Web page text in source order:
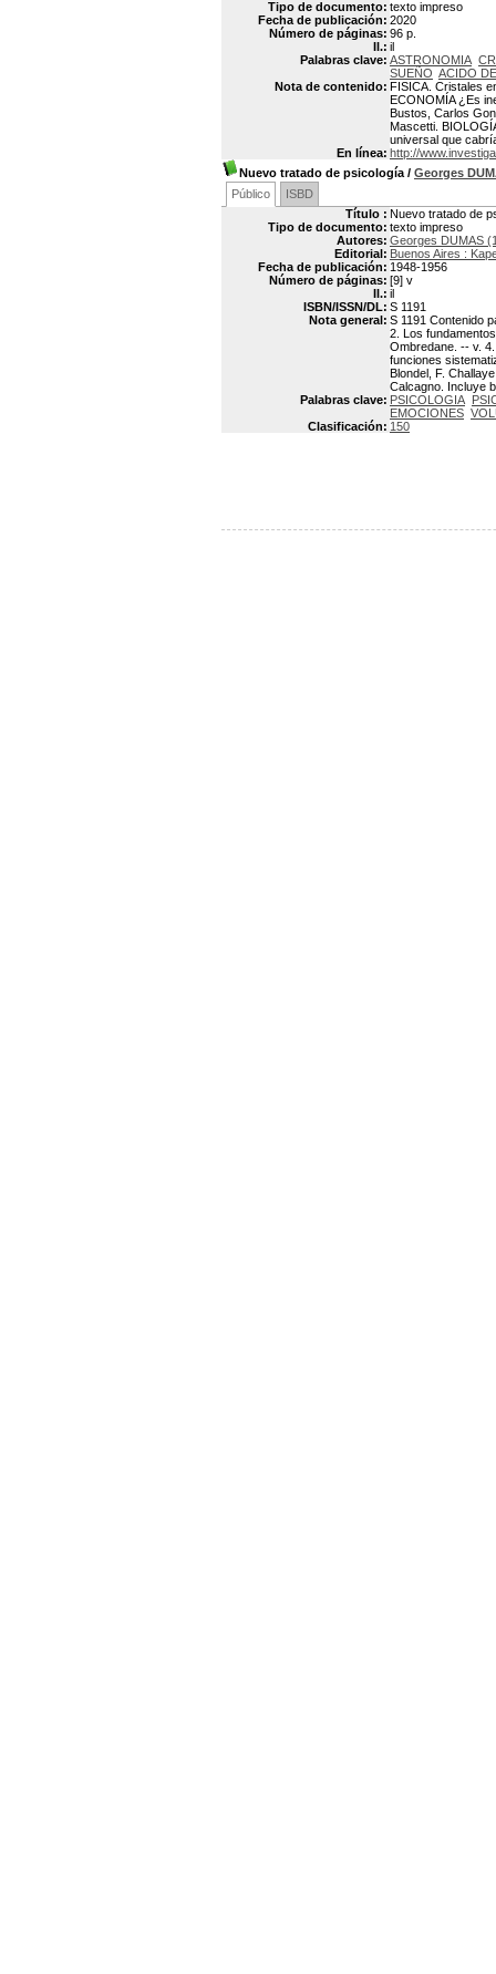
Tipo de documento: texto impreso
Fecha de publicación: 2020
Número de páginas: 96 p.
Il.: il
Palabras clave: ASTRONOMIA
SUEÑO ACIDO
Nota de contenido: FISICA. Cristales
ECONOMÍA ¿Es
Bustos, Carlos
Mascetti.
universal que
En línea: http://
Nuevo tratado de psicología / Georges
Público
ISBD
Título : Nuevo tratado de
Tipo de documento: texto impreso
Autores: Georges DUMAS
Editorial: Buenos Aires :
Fecha de publicación: 1948-1956
Número de páginas: [9] v
Il.: il
ISBN/ISSN/DL: S 1191
Nota general: S 1191 Contenido
2. Los
Ombredane. -- v.
funciones
Blondel, F.
Calcagno. Incluye
Palabras clave: PSICOLOGIA
EMOCIONES
Clasificación: 150